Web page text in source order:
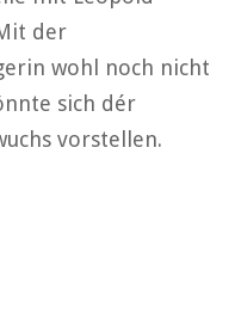
der
wohl noch nicht
sich dér
vorstellen.